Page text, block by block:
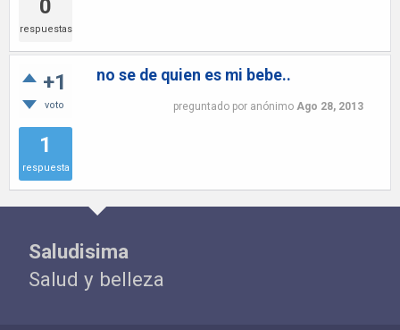
0
respuestas
+1
voto
1
respuesta
no se de quien es mi bebe..
preguntado por anónimo Ago 28, 2013
Saludisima
Salud y belleza